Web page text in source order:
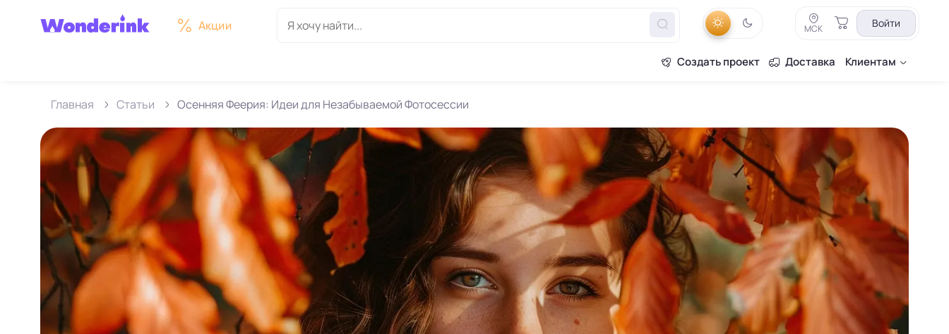
Акции МСК Войти
Создать проект Доставка Клиентам
Главная Статьи Осенняя Феерия: Идеи для Незабываемой Фотосессии